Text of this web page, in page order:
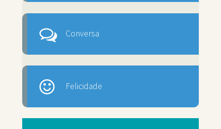
Conversa
Felicidade